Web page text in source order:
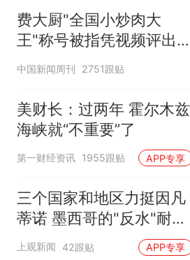
费大厨"全国小炒肉大
王"称号被指凭视频评出
官方回应
中国新闻周刊 2751跟贴
美财长：过两年 霍尔木兹
海峡就“不重要”了
第一财经资讯 1955跟贴 APP专享
三个国家和地区力挺因凡
蒂诺 墨西哥的"反水"耐人
寻味
上观新闻 42跟贴 APP专享